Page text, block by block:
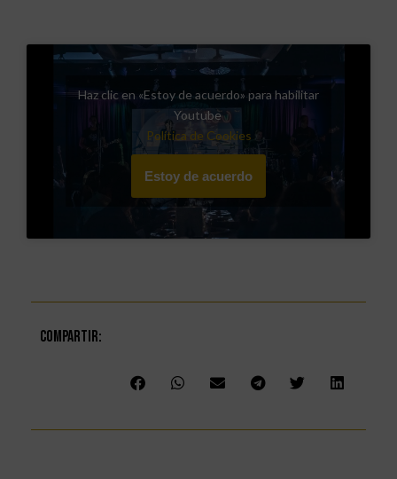
Haz clic en «Estoy de acuerdo» para habilitar
Youtube
Política de Cookies
Estoy de acuerdo
Compartir: